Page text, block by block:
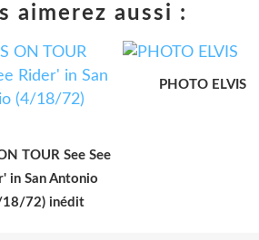
aimerez aussi :
TOUR See See
in San Antonio
72) inédit
PHOTO ELVIS